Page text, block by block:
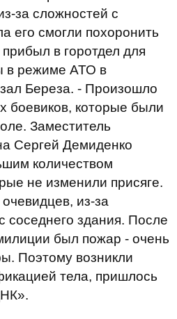
за сложностей с
его смогли похоронить
в горотдел для
в режиме АТО в
Береза. - Произошло
боевиков, которые были
Заместитель
Сергей Демиденко
количеством
не изменили присяге.
из-за
соседнего здания. После
был пожар - очень
Поэтому возникли
тела, пришлось